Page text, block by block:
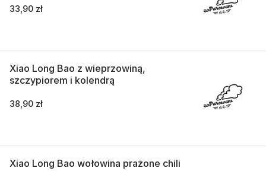
33,90 zł
Xiao Long Bao z wieprzowiną,
szczypiorem i kolendrą
38,90 zł
Xiao Long Bao wołowina prażone chili